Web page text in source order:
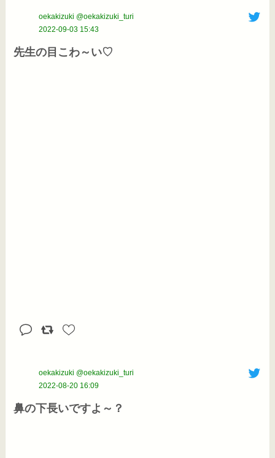
oekakizuki @oekakizuki_turi
2022-09-03 15:43
先生の目こわ～い♡
oekakizuki @oekakizuki_turi
2022-08-20 16:09
鼻の下長いですよ～？